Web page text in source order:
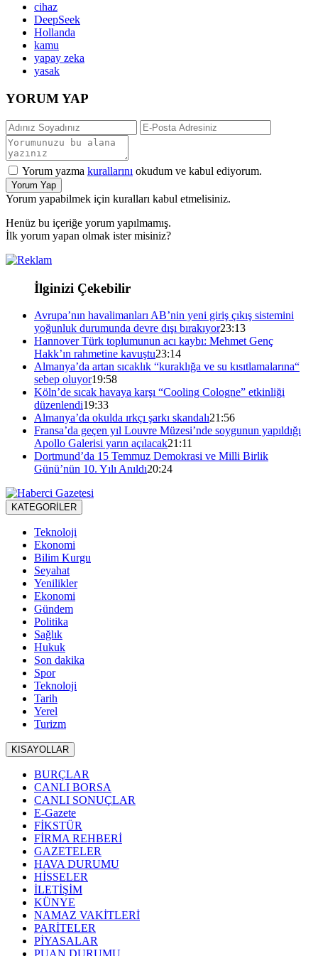
cihaz
DeepSeek
Hollanda
kamu
yapay zeka
yasak
YORUM YAP
Yorum yazma kurallarını okudum ve kabul ediyorum.
Yorum Yap
Yorum yapabilmek için kuralları kabul etmelisiniz.
Henüz bu içeriğe yorum yapılmamış.
İlk yorum yapan olmak ister misiniz?
İlginizi Çekebilir
Avrupa’nın havalimanları AB’nin yeni giriş çıkış sistemini
yoğunluk durumunda devre dışı bırakıyor23:13
Hannover Türk toplumunun acı kaybı: Mehmet Genç
Hakk’ın rahmetine kavuştu23:14
Almanya’da artan sıcaklık “kuraklığa ve su kısıtlamalarına“
sebep oluyor19:58
Köln’de sıcak havaya karşı “Cooling Cologne” etkinliği
düzenlendi19:33
Almanya’da okulda ırkçı şarkı skandalı21:56
Fransa’da geçen yıl Louvre Müzesi’nde soygunun yapıldığı
Apollo Galerisi yarın açılacak21:11
Dortmund’da 15 Temmuz Demokrasi ve Milli Birlik
Günü’nün 10. Yılı Anıldı20:24
KATEGORİLER
Teknoloji
Ekonomi
Bilim Kurgu
Seyahat
Yenilikler
Ekonomi
Gündem
Politika
Sağlık
Hukuk
Son dakika
Spor
Teknoloji
Tarih
Yerel
Turizm
KISAYOLLAR
BURÇLAR
CANLI BORSA
CANLI SONUÇLAR
E-Gazete
FİKSTÜR
FİRMA REHBERİ
GAZETELER
HAVA DURUMU
HİSSELER
İLETİŞİM
KÜNYE
NAMAZ VAKİTLERİ
PARİTELER
PİYASALAR